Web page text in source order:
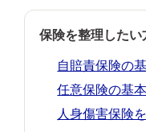
保険を整理したい
自賠責保険の
任意保険の基本
人身傷害保険